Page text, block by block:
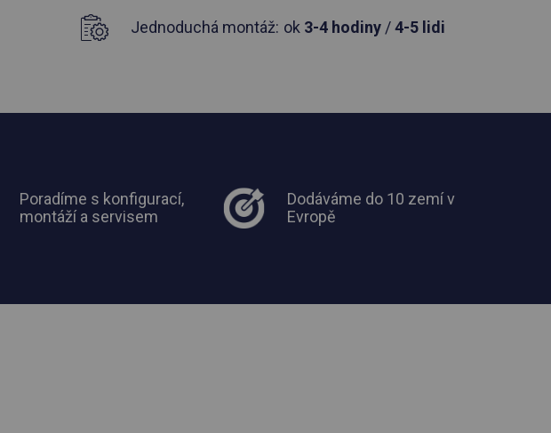
Jednoduchá montáž: ok 3-4 hodiny/4-5 lidi
Poradíme s konfigurací,
montáží a servisem
Dodáváme do 10 zemí v
Evropě